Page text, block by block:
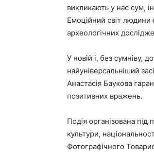
викликають у нас сум,
Емоційний світ людини
археологічних
У новій і, без сумніву,
найуніверсальніший
Анастасія Баукова
позитивних вражень.
Подія організована
культури,
Фотографічного